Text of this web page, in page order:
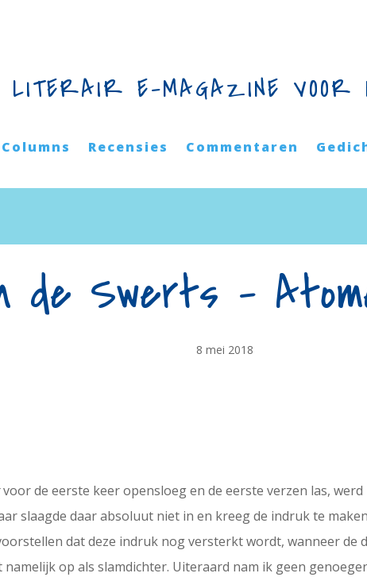
LITERAIR E-MAGAZINE VOOR
Columns Recensies Commentaren
de Swerts –
8 mei 2018
voor de eerste keer opensloeg en de eerste verzen las,
slaagde daar absoluut niet in en kreeg de indruk te
dat deze indruk nog versterkt wordt, wanneer de
op als slamdichter. Uiteraard nam ik geen